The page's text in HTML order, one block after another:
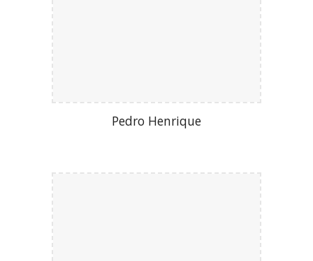
Pedro Henrique